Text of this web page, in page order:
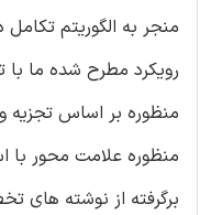
منجر به الگوریتم
رویکرد مطرح شده ما با
منظوره بر اساس تجزیه
منظوره علامت محور با
برگرفته از نوشته های